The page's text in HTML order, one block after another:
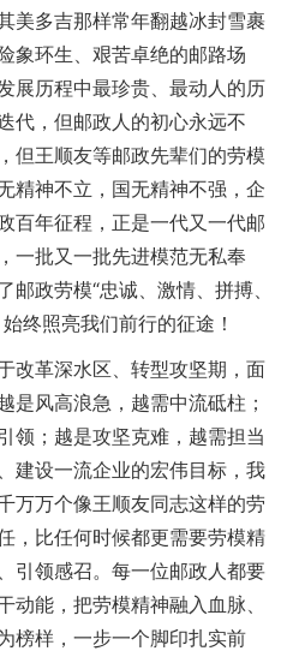
美多吉那样常年翻越冰封雪裹
象环生、艰苦卓绝的邮路场
展历程中最珍贵、最动人的历
代，但邮政人的初心永远不
但王顺友等邮政先辈们的劳模
精神不立，国无精神不强，企
百年征程，正是一代又一代邮
一批又一批先进模范无私奉
政劳模“忠诚、激情、拼搏、
终照亮我们前行的征途！
革深水区、转型攻坚期，面
是风高浪急，越需中流砥柱；
领；越是攻坚克难，越需担当
建设一流企业的宏伟目标，我
万万个像王顺友同志这样的劳
，比任何时候都更需要劳模精
引领感召。每一位邮政人都要
动能，把劳模精神融入血脉、
榜样，一步一个脚印扎实前